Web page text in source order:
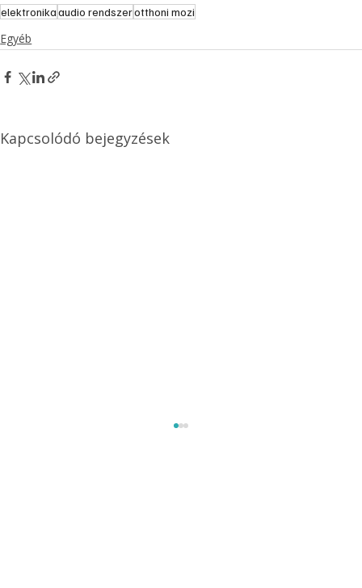
elektronikaaudio rendszerotthoni mozi
Egyéb
Kapcsolódó bejegyzések